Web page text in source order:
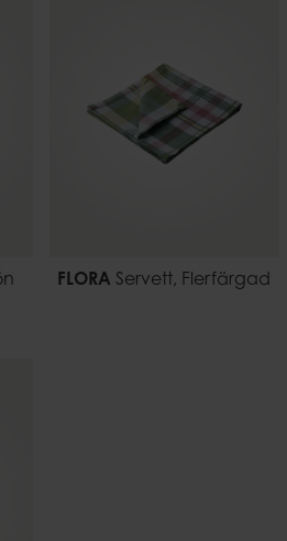
FLORA Servett, Flerfärgad